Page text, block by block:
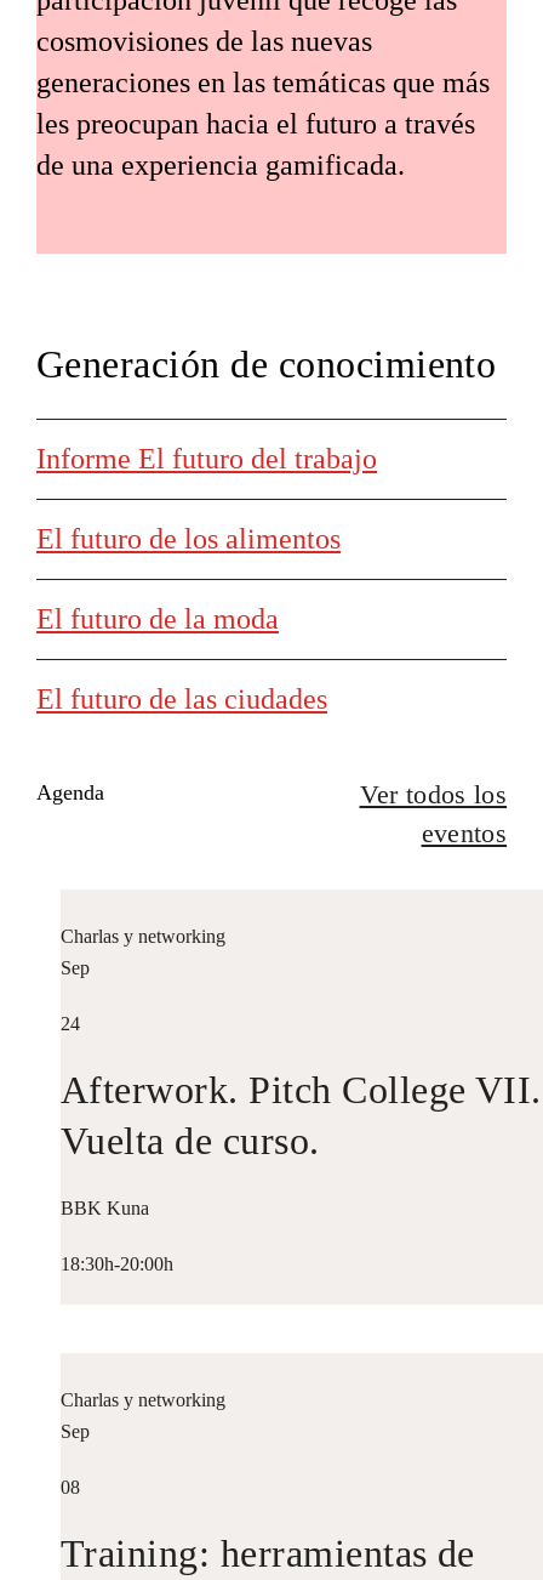
cosmovisiones de las nuevas
generaciones en las temáticas que más
les preocupan hacia el futuro a través
de una experiencia gamificada.
Generación de conocimiento
Informe El futuro del trabajo
El futuro de los alimentos
El futuro de la moda
El futuro de las ciudades
Agenda
Ver todos los
eventos
Charlas y networking
Sep
24
Afterwork. Pitch College VII.
Vuelta de curso.
BBK Kuna
18:30h-20:00h
Charlas y networking
Sep
08
Training: herramientas de